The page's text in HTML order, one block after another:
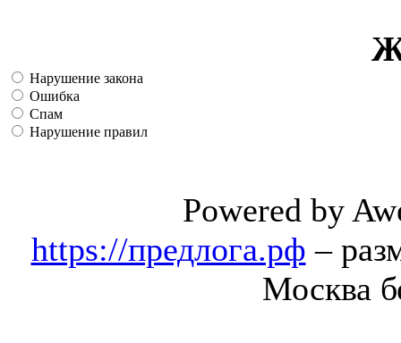
Нарушение закона
Ошибка
Спам
Нарушение правил
Powered by
https://предлога.рф –
Москва